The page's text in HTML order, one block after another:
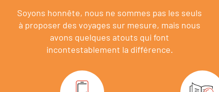
Soyons honnête, nous ne sommes pas les seuls
à proposer des voyages sur mesure, mais nous
avons quelques atouts qui font
incontestablement la différence.